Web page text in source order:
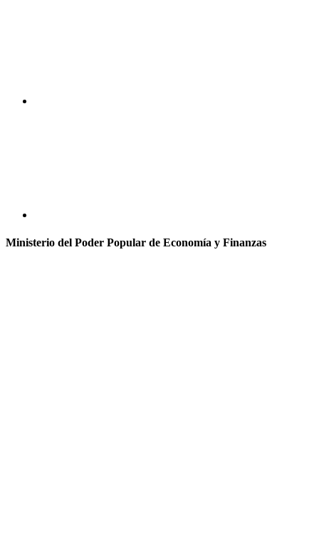
Ministerio del Poder Popular de Economía y Finanzas